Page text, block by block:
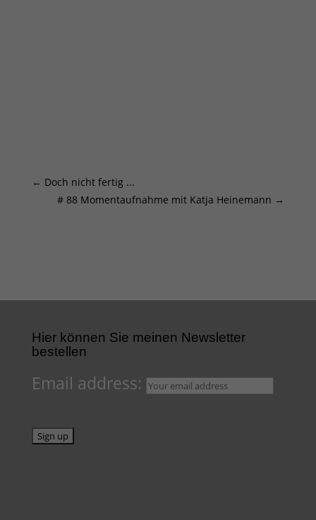
← Doch nicht fertig ...
# 88 Momentaufnahme mit Katja Heinemann →
Hier können Sie meinen Newsletter
bestellen
Email address: